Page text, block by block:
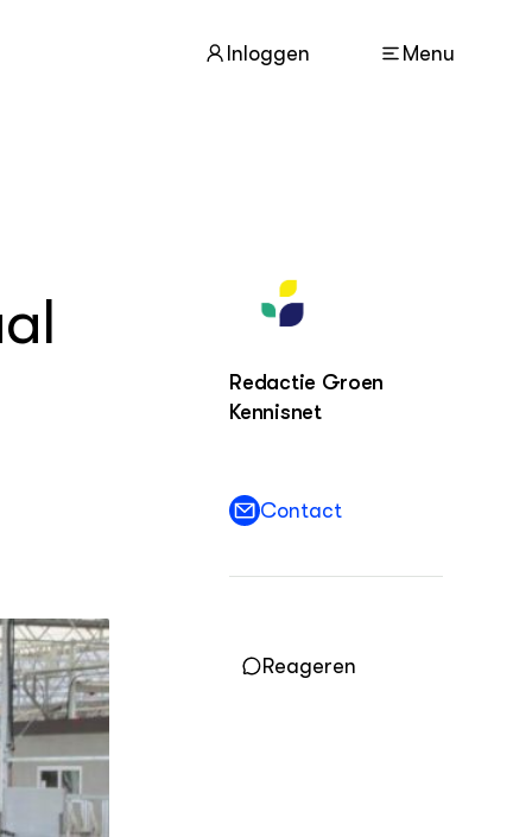
Inloggen Menu
Contact
Redactie Groen
Kennisnet
Contact
Reageren